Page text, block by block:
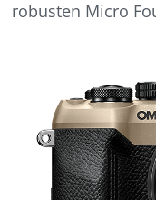
robusten Micro